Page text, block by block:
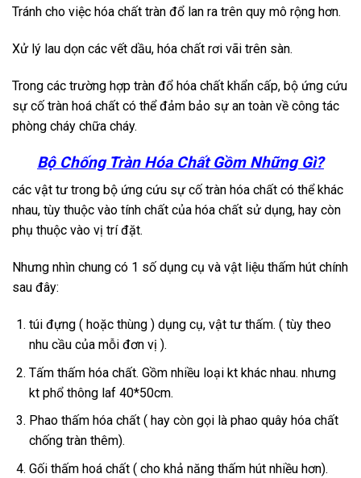
Tránh cho việc hóa chất tràn đổ lan ra trên quy mô rộng hơn.
Xử lý lau dọn các vết dầu, hóa chất rơi vãi trên sàn.
Trong các trường hợp tràn đổ hóa chất khẩn cấp, bộ ứng cứu
sự cố tràn hoá chất có thể đảm bảo sự an toàn về công tác
phòng cháy chữa cháy.
Bộ Chống Tràn Hóa Chất Gồm Những Gì?
các vật tư trong bộ ứng cứu sự cố tràn hóa chất có thể khác
nhau, tùy thuộc vào tính chất của hóa chất sử dụng, hay còn
phụ thuộc vào vị trí đặt.
Nhưng nhìn chung có 1 số dụng cụ và vật liệu thấm hút chính
sau đây:
túi đựng ( hoặc thùng ) dụng cụ, vật tư thấm. ( tùy theo
nhu cầu của mỗi đơn vị ).
Tấm thấm hóa chất. Gồm nhiều loại kt khác nhau. nhưng
kt phổ thông laf 40*50cm.
Phao thấm hóa chất ( hay còn gọi là phao quây hóa chất
chống tràn thêm).
Gối thấm hoá chất ( cho khả năng thấm hút nhiều hơn).